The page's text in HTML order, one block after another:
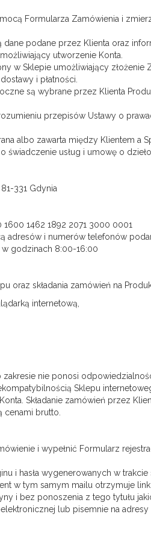
Formularza Zamówienia i
podane przez Klienta oraz
utworzenie Konta.
w Sklepie umożliwiający
i płatności.
są wybrane przez Klienta
przepisów Ustawy o
albo zawarta między Klientem
usług i umowę o dzieło.
331 Gdynia
1462 1892 2071 3000 0001
i numerów telefonów
godzinach 8:00-16:00
oraz składania zamówień na
internetową,
nie ponosi
Sklepu
Składanie zamówień przez
cenami brutto.
i wypełnić Formularz
i hasła wygenerowanych w
w tym samym mailu otrzymuje link
i bez ponoszenia z tego tytułu
lub pisemnie na adresy